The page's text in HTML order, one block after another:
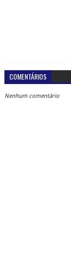
COMENTÁRIOS
Nenhum comentário